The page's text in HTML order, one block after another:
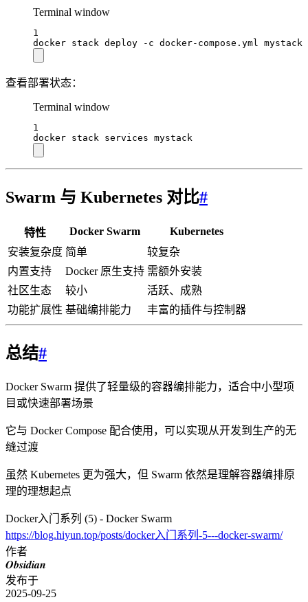
Terminal window
1
docker stack deploy -c docker-compose.yml mystack
查看部署状态：
Terminal window
1
docker stack services mystack
Swarm 与 Kubernetes 对比#
特性 Docker Swarm
Kubernetes
安装复杂度 简单
较复杂
内置支持
Docker 原生支持 需额外安装
社区生态
较小
活跃、成熟
功能扩展性 基础编排能力 丰富的插件与控制器
总结#
Docker Swarm 提供了轻量级的容器编排能力，适合中小型项
目或快速部署场景
它与 Docker Compose 配合使用，可以实现从开发到生产的无
缝过渡
虽然 Kubernetes 更为强大，但 Swarm 依然是理解容器编排原
理的理想起点
Docker入门系列 (5) - Docker Swarm
https://blog.hiyun.top/posts/docker入门系列-5---docker-swarm/
作者
𝑶𝒃𝒔𝒊𝒅𝒊𝒂𝒏
发布于
2025-09-25